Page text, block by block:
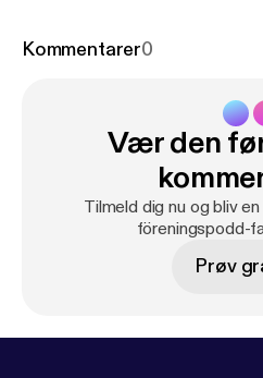
Kommentarer0
Vær den
Tilmeld dig nu og bliv
föreningspodd-
Prøv